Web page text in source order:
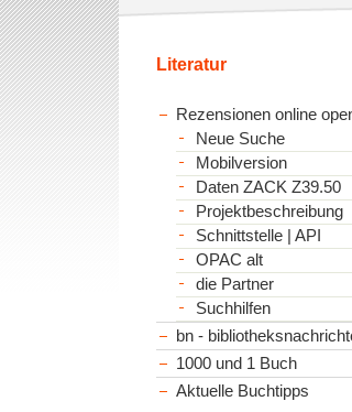
Literatur
Rezensionen online
Neue Suche
Mobilversion
Daten ZACK Z39.50
Projektbeschreibung
Schnittstelle | API
OPAC alt
die Partner
Suchhilfen
bn -
1000 und 1 Buch
Aktuelle Buchtipps